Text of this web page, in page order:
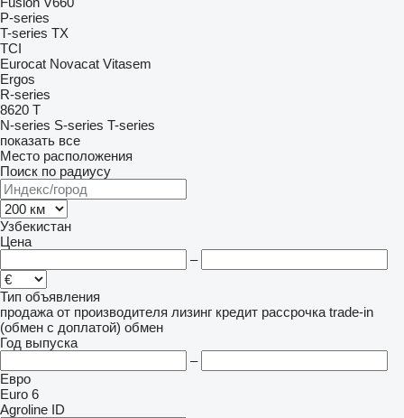
P-series
T-series TX
TCI
Eurocat Novacat Vitasem
Ergos
R-series
8620 T
N-series S-series T-series
показать все
Место расположения
Поиск по радиусу
Узбекистан
Цена
–
Тип объявления
продажа от производителя лизинг кредит рассрочка trade-in
(обмен с доплатой) обмен
Год выпуска
–
Евро
Euro 6
Agroline ID